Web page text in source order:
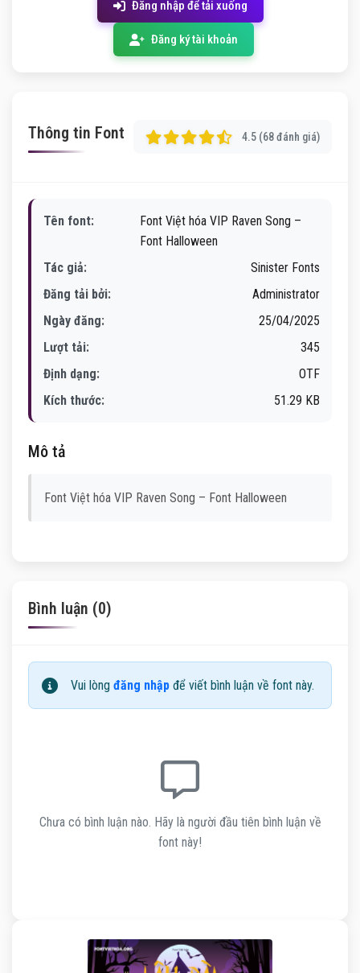
Đăng nhập để tải xuống
Đăng ký tài khoản
Thông tin Font 4.5 (68 đánh giá)
Tên font:
Font Việt hóa VIP Raven Song –
Font Halloween
Tác giả:
Sinister Fonts
Đăng tải bởi:
Administrator
Ngày đăng:
25/04/2025
Lượt tải:
345
Định dạng:
OTF
Kích thước:
51.29 KB
Mô tả
Font Việt hóa VIP Raven Song – Font Halloween
Bình luận (0)
Vui lòng đăng nhập để viết bình luận về font này.
Chưa có bình luận nào. Hãy là người đầu tiên bình luận về
font này!